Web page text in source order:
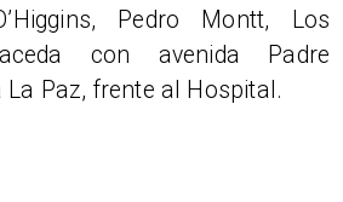
Pedro Montt, Los
con avenida Padre
La Paz, frente al Hospital.